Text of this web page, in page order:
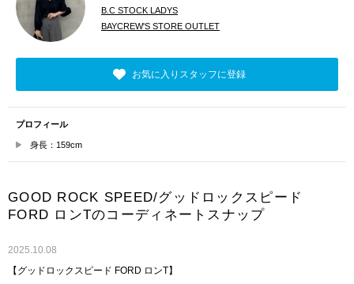
B.C STOCK LADYS
BAYCREW'S STORE OUTLET
お気に入りスタッフに登録
プロフィール
身長：159cm
GOOD ROCK SPEED/グッドロックスピード
FORD ロンTのコーディネートスナップ
2025.10.08
【グッドロックスピード FORD ロンT】